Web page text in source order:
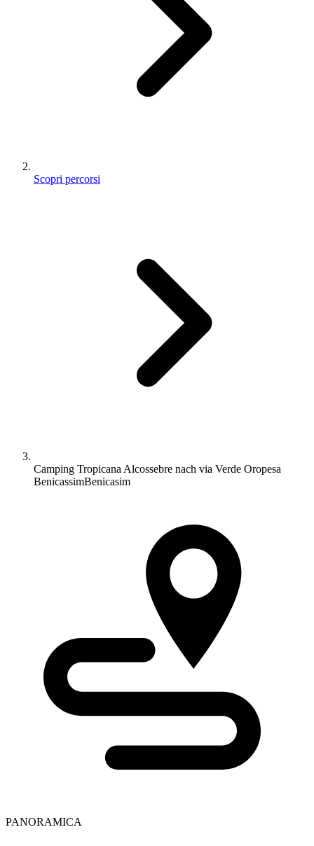
Scopri percorsi
Camping Tropicana Alcossebre nach via Verde Oropesa
BenicassimBenicasim
PANORAMICA